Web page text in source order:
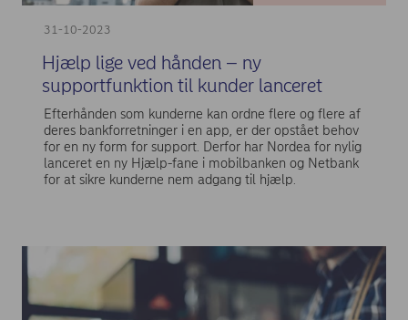
31-10-2023
Hjælp lige ved hånden – ny
supportfunktion til kunder lanceret
Efterhånden som kunderne kan ordne flere og flere af
deres bankforretninger i en app, er der opstået behov
for en ny form for support. Derfor har Nordea for nylig
lanceret en ny Hjælp-fane i mobilbanken og Netbank
for at sikre kunderne nem adgang til hjælp.